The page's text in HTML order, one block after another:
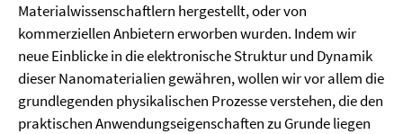
Materialwissenschaftlern hergestellt, oder von
kommerziellen Anbietern erworben wurden. Indem wir
neue Einblicke in die elektronische Struktur und Dynamik
dieser Nanomaterialien gewähren, wollen wir vor allem die
grundlegenden physikalischen Prozesse verstehen, die den
praktischen Anwendungseigenschaften zu Grunde liegen